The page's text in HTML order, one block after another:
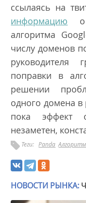
ссылаясь на
информацию о
алгоритма
числу доменов
руководителя
поправки в
решении
одного домена в
пока эффект
незаметен,
Теги: Panda
НОВОСТИ РЫНКА: